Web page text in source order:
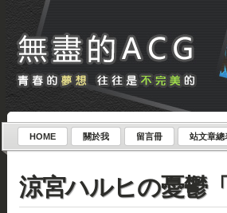
HOME 關於我 留言冊 站文章總
涼宮ハルヒの憂鬱